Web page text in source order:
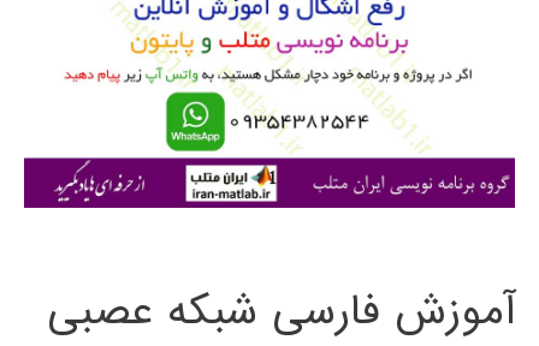
ی
آموزش فارسی شبکه عصبی